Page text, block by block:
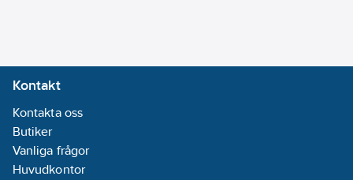
Kontakt
Kontakta oss
Butiker
Vanliga frågor
Huvudkontor